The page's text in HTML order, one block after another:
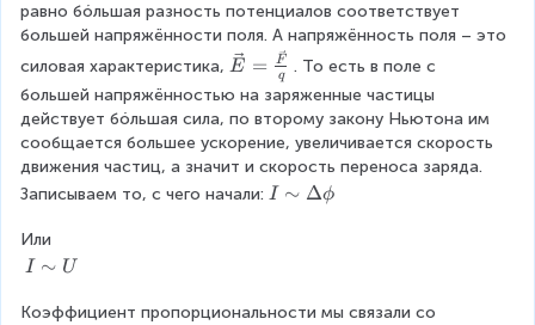
p
h
i
fr
a
{
\
D
el
t
a
}
равно бóльшая разность потенциалов соответствует
большей напряжённости поля. А напряжённость поля – это
силовая характеристика, \
{
}
E = q
F
. То есть в поле с
большей напряжённостью на заряженные частицы
действует бóльшая сила, по второму закону Ньютона им
сообщается большее ускорение, увеличивается скорость
движения частиц, а значит и скорость переноса заряда.
Записываем то, с чего начали: I
D
I ∼ Δϕ
Или
I
si
I ∼ U
Коэффициент пропорциональности мы связали со